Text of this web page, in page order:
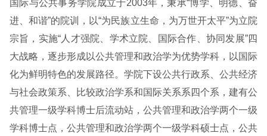
国际与公共事务学院成立于2003年，秉承“博学、明德、奋
进、和谐”的院训，以“为民族立生命，为万世开太平”为立院
宗旨，实施“人才强院、学术立院、国际合作、协同发展”四
大战略，逐步形成以公共管理和政治学为优势学科，以国际
化为鲜明特色的发展路径。学院下设公共行政系、公共经济
与社会政策系、比较政治学系和国际关系系四个系，建有公
共管理一级学科博士后流动站，公共管理和政治学两个一级
学科博士点，公共管理和政治学两个一级学科硕士点，公共